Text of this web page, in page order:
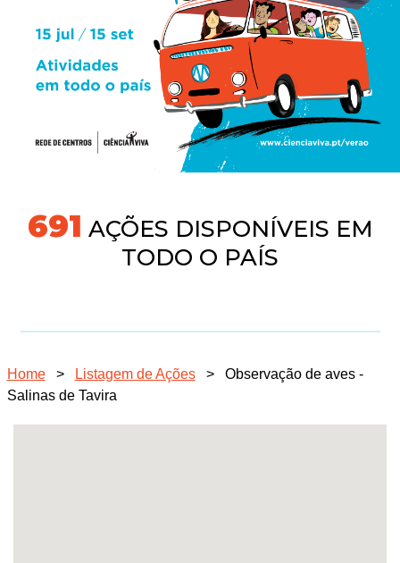
718 AÇÕES DISPONÍVEIS EM
TODO O PAÍS
Home > Listagem de Ações >
Observação de aves -
Salinas de Tavira